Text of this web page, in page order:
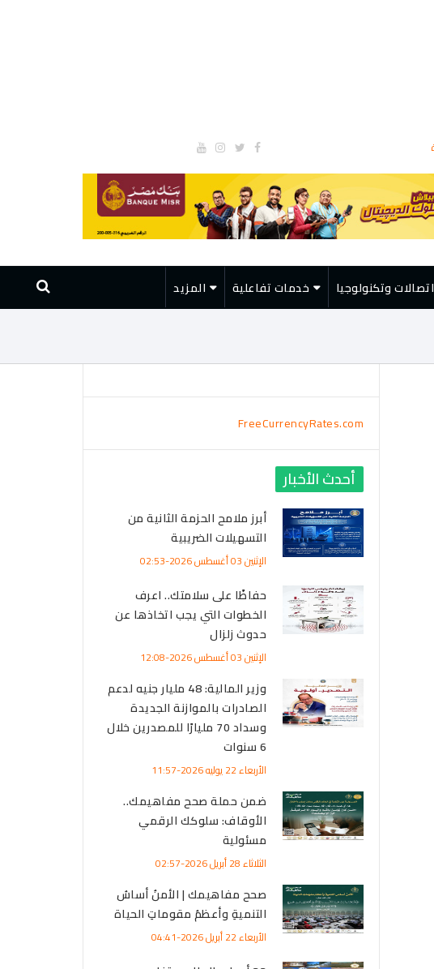
اتصالات وتكنولوجيا خدمات تفاعلية المزيد
FreeCurrencyRates.com
أحدث الأخبار
أبرز ملامح الحزمة الثانية من
التسهيلات الضريبية
الإثنين 03 أغسطس 2026-02:53
حفاظًا على سلامتك.. اعرف
الخطوات التي يجب اتخاذها عن
حدوث زلزال
الإثنين 03 أغسطس 2026-12:08
وزير المالية: 48 مليار جنيه لدعم
الصادرات بالموازنة الجديدة
وسداد 70 مليارًا للمصدرين خلال
6 سنوات
الأربعاء 22 يوليه 2026-11:57
ضمن حملة صحح مفاهيمك..
الأوقاف: سلوكك الرقمي
مسئولية
الثلاثاء 28 أبريل 2026-02:57
صحح مفاهيمك | الأمنُ أساسُ
التنميةِ وأعظمُ مقوماتِ الحياة
الأربعاء 22 أبريل 2026-04:41